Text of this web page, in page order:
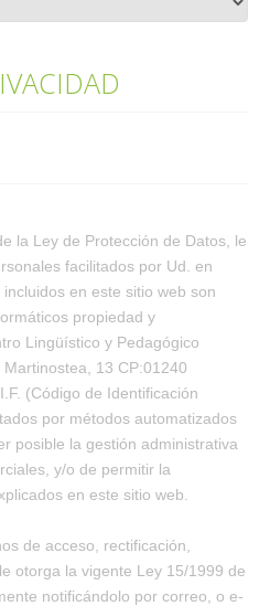
la Ley de Protección de Datos, le
facilitados por Ud. en
en este sitio web son
propiedad y
Lingüístico y Pedagógico
13 CP:01240
(Código de Identificación
por métodos automatizados
posible la gestión administrativa
y/o de permitir la
en este sitio web.
de acceso, rectificación,
otorga la vigente Ley 15/1999 de
notificándolo por correo, o e-